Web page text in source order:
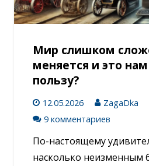
Мир слишком
меняется и это
пользу?
12.05.2026
ZagaDka
9 комментариев
По-настоящему
насколько неизменным